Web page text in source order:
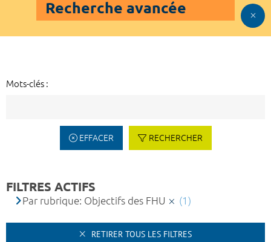
Recherche avancée
Mots-clés :
EFFACER RECHERCHER
FILTRES ACTIFS
Par rubrique: Objectifs des FHU (1)
RETIRER TOUS LES FILTRES